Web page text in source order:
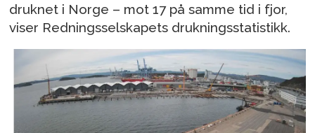
druknet i Norge – mot 17 på samme tid i fjor,
viser Redningsselskapets drukningsstatistikk.